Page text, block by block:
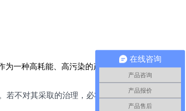
为一种高耗能、高污染的产业，在发
不对其采取的治理，必将直接影响人的健康甚至
在线咨询
产品咨询
产品报价
产品售后